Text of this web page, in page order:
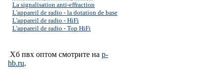
La signalisation anti-effraction
L'appareil de radio - la dotation de base
L'appareil de radio - HiFi
L'appareil de radio - Top HiFi
Хб пвх оптом смотрите на p-
hb.ru.